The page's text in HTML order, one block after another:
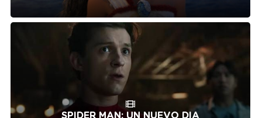
SPIDER MAN: UN NUEVO DIA